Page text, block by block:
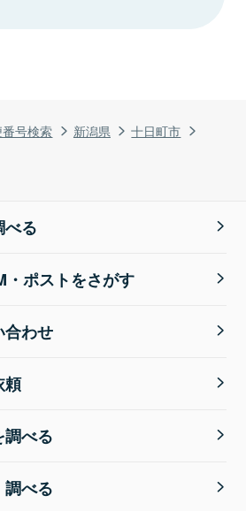
号検索 新潟県
十日町市
べる
・ポストをさがす
合わせ
頼
調べる
べる